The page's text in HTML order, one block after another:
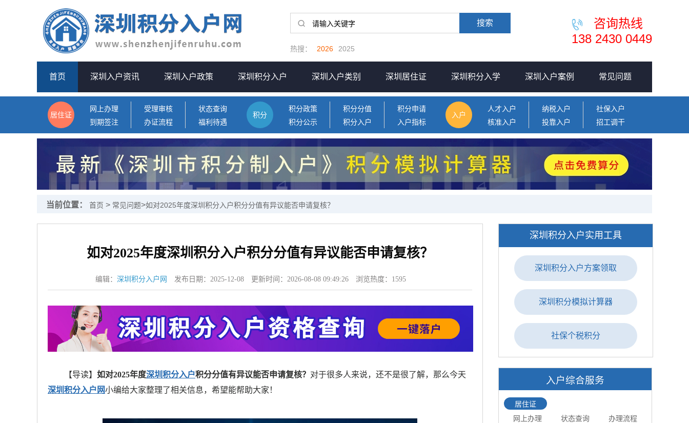
搜索
热搜： 2026 2025
咨询热线
138 2430 0449
首页 深圳入户资讯 深圳入户政策 深圳积分入户 深圳入户类别 深圳居住证 深圳积分入学 深圳入户案例 常见问题
居住证
网上办理 受理审核
状态查询
到期签注
办证流程 福利待遇
积分
积分政策 积分分值
积分申请
积分公示
积分入户 入户指标
入户
人才入户 纳税入户
社保入户
核准入户
投靠入户 招工调干
当前位置： 首页 > 常见问题>如对2025年度深圳积分入户积分分值有异议能否申请复核？
如对2025年度深圳积分入户积分分值有异议能否申请复核？
编辑： 深圳积分入户网 发布日期：2025-12-08 更新时间： 2026-08-08 09:49:26 浏览热度： 1595
【导读】 如对2025年度深圳积分入户积分分值有异议能否申请复核？ 对于很多人来说，还不是很了解，那么今天
深圳积分入户网小编给大家整理了相关信息，希望能帮助大家！
深圳积分入户实用工具
深圳积分入户方案领取
深圳积分模拟计算器
社保个税积分
入户综合服务
居住证
网上办理
状态查询 办理流程